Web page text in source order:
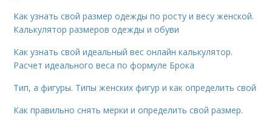
Как узнать свой размер одежды по росту и весу женской.
Калькулятор размеров одежды и обуви
Как узнать свой идеальный вес онлайн калькулятор.
Расчет идеального веса по формуле Брока
Тип, а фигуры. Типы женских фигур и как определить свой
Как правильно снять мерки и определить свой размер.